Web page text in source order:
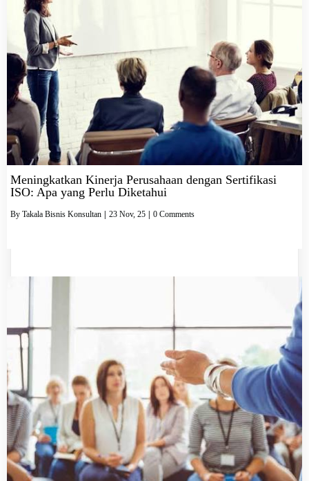
Meningkatkan Kinerja Perusahaan dengan Sertifikasi
ISO: Apa yang Perlu Diketahui
By Takala Bisnis Konsultan 23 Nov, 25 0 Comments